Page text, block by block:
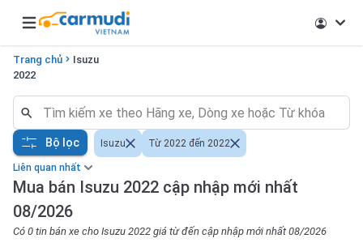
Open main menu
Trang chủ
Isuzu
2022
Liên quan nhất
Mua bán Isuzu 2022 cập nhập mới nhất
08/2026
Có 0 tin bán xe cho Isuzu 2022 giá từ đến cập nhập mới nhất 08/2026
Bộ lọc Isuzu Từ 2022 đến 2022